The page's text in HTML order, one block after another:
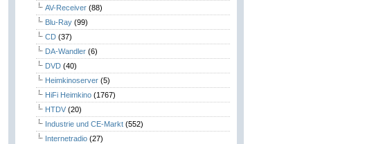
AV-Receiver (88)
Blu-Ray (99)
CD (37)
DA-Wandler (6)
DVD (40)
Heimkinoserver (5)
HiFi Heimkino (1767)
HTDV (20)
Industrie und CE-Markt (552)
Internetradio (27)